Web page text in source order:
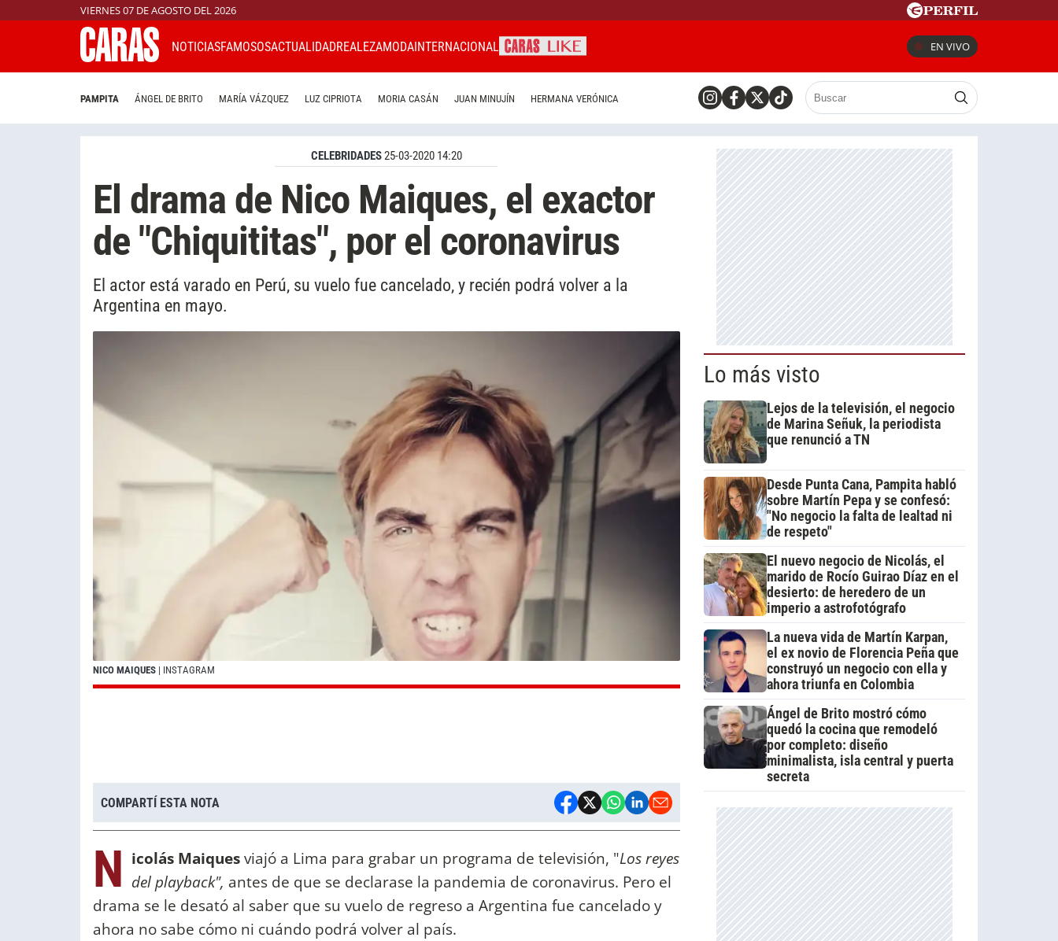
VIERNES 07 DE AGOSTO DEL 2026
NOTICIASFAMOSOSACTUALIDADREALEZAMODAINTERNACIONAL EN VIVO
PAMPITA ÁNGEL DE BRITO MARÍA VÁZQUEZ LUZ CIPRIOTA MORIA CASÁN JUAN MINUJÍN HERMANA VERÓNICA
CELEBRIDADES25-03-2020 14:20
El drama de Nico Maiques, el exactor
de "Chiquititas", por el coronavirus
El actor está varado en Perú, su vuelo fue cancelado, y recién podrá volver a la
Argentina en mayo.
NICO MAIQUES | INSTAGRAM
COMPARTÍ ESTA NOTA
N icolás Maiquesviajó a Lima para grabar un programa de televisión, "Los reyes
del playback", antes de que se declarase la pandemia de coronavirus. Pero el
drama se le desató al saber que su vuelo de regreso a Argentina fue cancelado y
ahora no sabe cómo ni cuándo podrá volver al país.
Lo más visto
Lejos de la televisión, el negocio
de Marina Señuk, la periodista
que renunció a TN
Desde Punta Cana, Pampita habló
sobre Martín Pepa y se confesó:
"No negocio la falta de lealtad ni
de respeto"
El nuevo negocio de Nicolás, el
marido de Rocío Guirao Díaz en el
desierto: de heredero de un
imperio a astrofotógrafo
La nueva vida de Martín Karpan,
el ex novio de Florencia Peña que
construyó un negocio con ella y
ahora triunfa en Colombia
Ángel de Brito mostró cómo
quedó la cocina que remodeló
por completo: diseño
minimalista, isla central y puerta
secreta